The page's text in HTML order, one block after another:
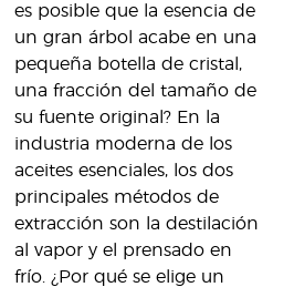
es posible que la esencia de
un gran árbol acabe en una
pequeña botella de cristal,
una fracción del tamaño de
su fuente original? En la
industria moderna de los
aceites esenciales, los dos
principales métodos de
extracción son la destilación
al vapor y el prensado en
frío. ¿Por qué se elige un